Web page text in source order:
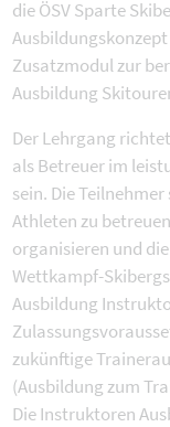
die ÖSV Sparte
Zusatzmodul zur
Ausbildung
Der Lehrgang
als Betreuer im
sein. Die
Athleten zu
organisieren und
Wettkampf-
Ausbildung
zukünftige
(Ausbildung zum
Die Instruktoren